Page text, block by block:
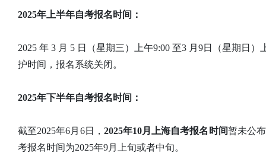
2025年上半年自考报名时间：
2025 年 3 月 5 日（星期三）上午9:00 至3 月9日（星期日
护时间，报名系统关闭。
2025年下半年自考报名时间：
截至2025年6月6日， 2025年10月上海自考报名时间暂未公
考报名时间为2025年9月上旬或者中旬。